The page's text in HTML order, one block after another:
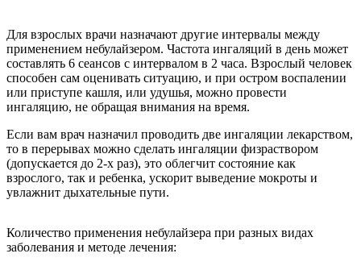
Для взрослых врачи назначают другие интервалы между
применением небулайзером. Частота ингаляций в день может
составлять 6 сеансов с интервалом в 2 часа. Взрослый человек
способен сам оценивать ситуацию, и при остром воспалении
или приступе кашля, или удушья, можно провести
ингаляцию, не обращая внимания на время.
Если вам врач назначил проводить две ингаляции лекарством,
то в перерывах можно сделать ингаляции физраствором
(допускается до 2-х раз), это облегчит состояние как
взрослого, так и ребенка, ускорит выведение мокроты и
увлажнит дыхательные пути.
Количество применения небулайзера при разных видах
заболевания и методе лечения: